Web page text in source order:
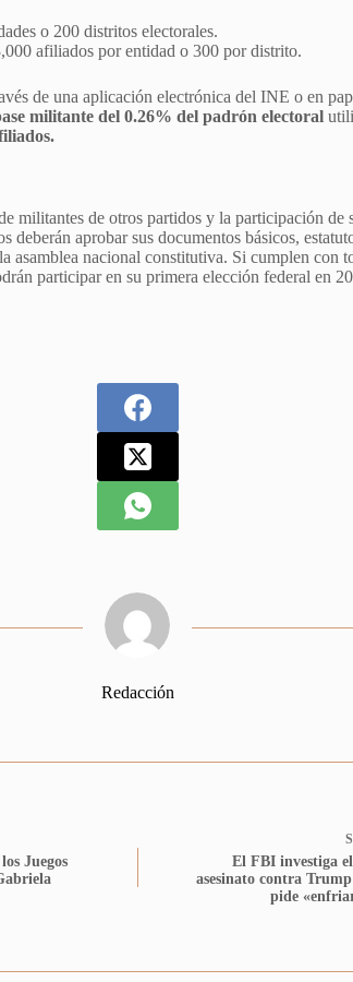
o 200 distritos electorales.
afiliados por entidad o 300 por distrito.
de una aplicación electrónica del INE o en
militante del 0.26% del padrón electoral
militantes de otros partidos y la participación de
deberán aprobar sus documentos básicos,
asamblea nacional constitutiva. Si cumplen con
participar en su primera elección federal en
Redacción
Juegos
El FBI investiga
asesinato contra
pide